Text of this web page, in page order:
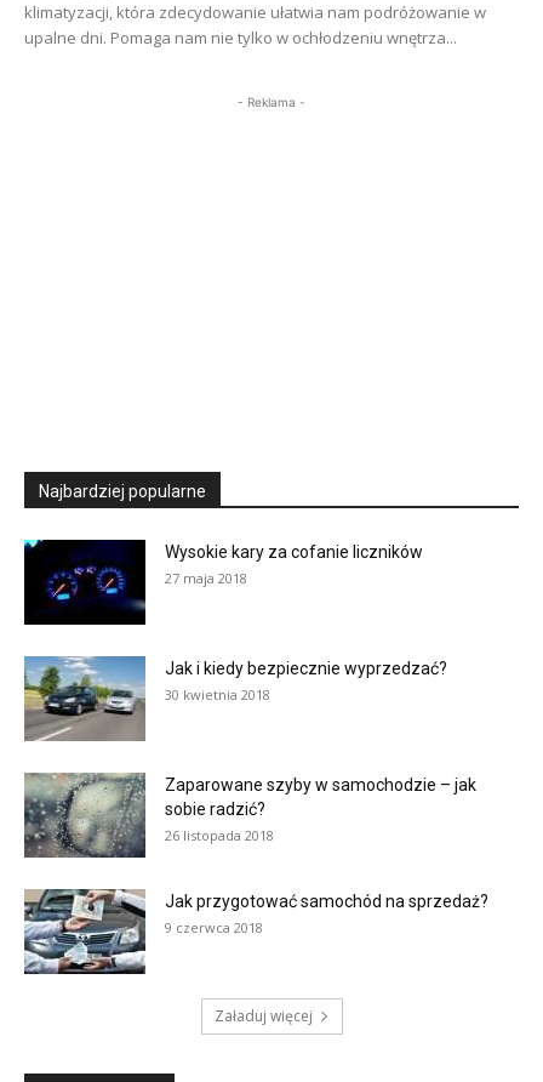
klimatyzacji, która zdecydowanie ułatwia nam podróżowanie w
upalne dni. Pomaga nam nie tylko w ochłodzeniu wnętrza...
- Reklama -
Najbardziej popularne
Wysokie kary za cofanie liczników
27 maja 2018
Jak i kiedy bezpiecznie wyprzedzać?
30 kwietnia 2018
Zaparowane szyby w samochodzie – jak
sobie radzić?
26 listopada 2018
Jak przygotować samochód na sprzedaż?
9 czerwca 2018
Załaduj więcej